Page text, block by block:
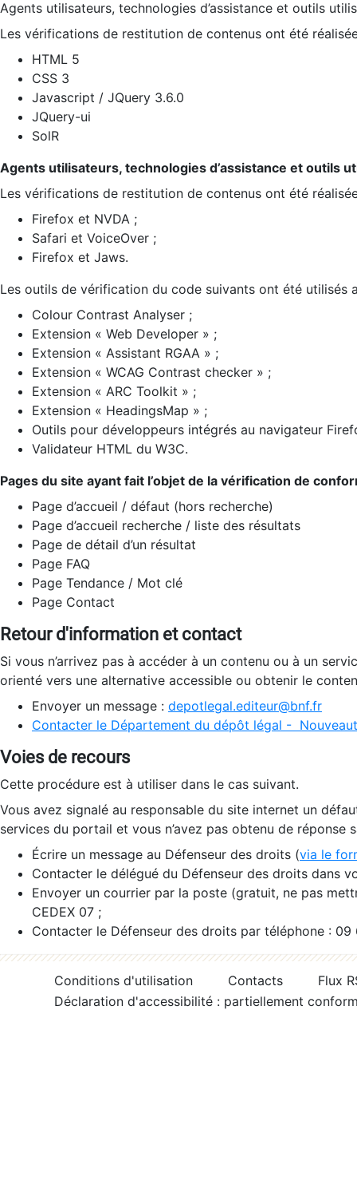
Agents utilisateurs, technologies d’assistance et outils
Les vérifications de restitution de contenus ont été
HTML 5
CSS 3
Javascript / JQuery 3.6.0
JQuery-ui
SolR
Agents utilisateurs, technologies d’assistance et outils
Les vérifications de restitution de contenus ont été
Firefox et NVDA ;
Safari et VoiceOver ;
Firefox et Jaws.
Les outils de vérification du code suivants ont été utilisés
Colour Contrast Analyser ;
Extension « Web Developer » ;
Extension « Assistant RGAA » ;
Extension « WCAG Contrast checker » ;
Extension « ARC Toolkit » ;
Extension « HeadingsMap » ;
Outils pour développeurs intégrés au navigateur
Validateur HTML du W3C.
Pages du site ayant fait l’objet de la vérification de
Page d’accueil / défaut (hors recherche)
Page d’accueil recherche / liste des résultats
Page de détail d’un résultat
Page FAQ
Page Tendance / Mot clé
Page Contact
Retour d'information et contact
Si vous n’arrivez pas à accéder à un contenu ou à un
orienté vers une alternative accessible ou obtenir le
Envoyer un message : depotlegal.editeur@bnf.fr
Contacter le Département du dépôt légal -
Voies de recours
Cette procédure est à utiliser dans le cas suivant.
Vous avez signalé au responsable du site internet un
services du portail et vous n’avez pas obtenu de réponse
Écrire un message au Défenseur des droits (via le
Contacter le délégué du Défenseur des droits dans
Envoyer un courrier par la poste (gratuit, ne pas
CEDEX 07 ;
Contacter le Défenseur des droits par téléphone :
Conditions d'utilisation Contacts
Flux
Déclaration d'accessibilité : partiellement